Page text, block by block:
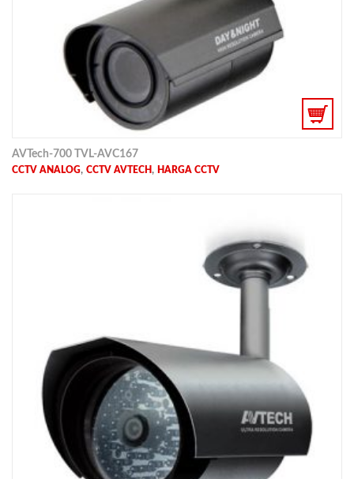
AVTech-700 TVL-AVC167
CCTV ANALOG, CCTV AVTECH , HARGA CCTV